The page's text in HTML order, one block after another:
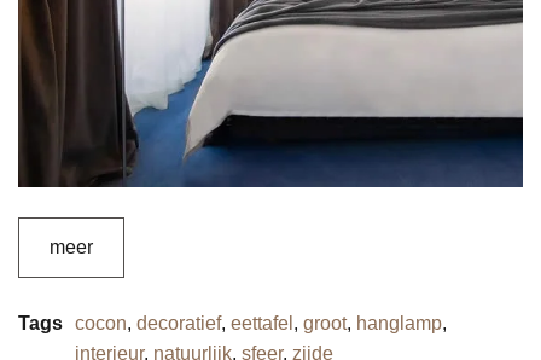
meer
Tags cocon, decoratief, eettafel , groot, hanglamp,
interieur, natuurlijk, sfeer, zijde